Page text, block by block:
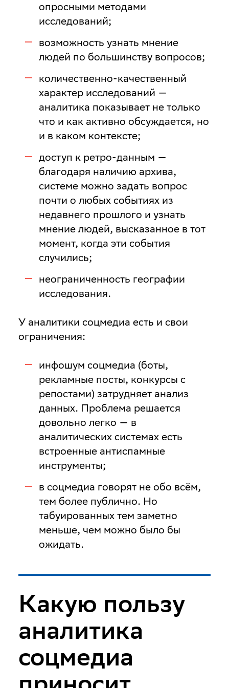
опросными методами
исследований;
возможность узнать мнение
людей по большинству вопросов;
количественно-качественный
характер исследований —
аналитика показывает не только
что и как активно обсуждается, но
и в каком контексте;
доступ к ретро-данным —
благодаря наличию архива,
системе можно задать вопрос
почти о любых событиях из
недавнего прошлого и узнать
мнение людей, высказанное в тот
момент, когда эти события
случились;
неограниченность географии
исследования.
У аналитики соцмедиа есть и свои
ограничения:
инфошум соцмедиа (боты,
рекламные посты, конкурсы с
репостами) затрудняет анализ
данных. Проблема решается
довольно легко — в
аналитических системах есть
встроенные антиспамные
инструменты;
в соцмедиа говорят не обо всём,
тем более публично. Но
табуированных тем заметно
меньше, чем можно было бы
ожидать.
Какую пользу
аналитика
соцмедиа